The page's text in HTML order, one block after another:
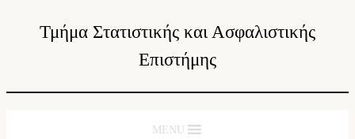
Τμήμα Στατιστικής και Ασφαλιστικής
Επιστήμης
MENU